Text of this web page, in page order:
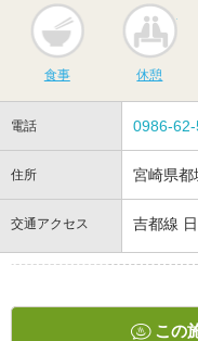
食事 休憩
電話 0986-
住所 宮崎県都
交通アクセス 吉都線
この